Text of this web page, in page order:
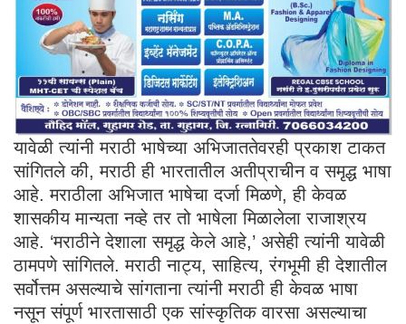
यावेळी त्यांनी मराठी भाषेच्या अभिजाततेवरही प्रकाश टाकत
सांगितले की, मराठी ही भारतातील अतीप्राचीन व समृद्ध भाषा
आहे. मराठीला अभिजात भाषेचा दर्जा मिळणे, ही केवळ
शासकीय मान्यता नव्हे तर तो भाषेला मिळालेला राजाश्रय
आहे. ‘मराठीने देशाला समृद्ध केले आहे,’ असेही त्यांनी यावेळी
ठामपणे सांगितले. मराठी नाट्य, साहित्य, रंगभूमी ही देशातील
सर्वोत्तम असल्याचे सांगताना त्यांनी मराठी ही केवळ भाषा
नसून संपूर्ण भारतासाठी एक सांस्कृतिक वारसा असल्याचा